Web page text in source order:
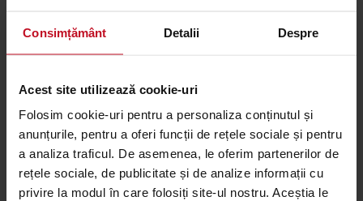
Consimțământ Detalii Despre
Acest site utilizează cookie-uri
Folosim cookie-uri pentru a personaliza conținutul și
anunțurile, pentru a oferi funcții de rețele sociale și pentru
a analiza traficul. De asemenea, le oferim partenerilor de
rețele sociale, de publicitate și de analize informații cu
privire la modul în care folosiți site-ul nostru. Aceștia le